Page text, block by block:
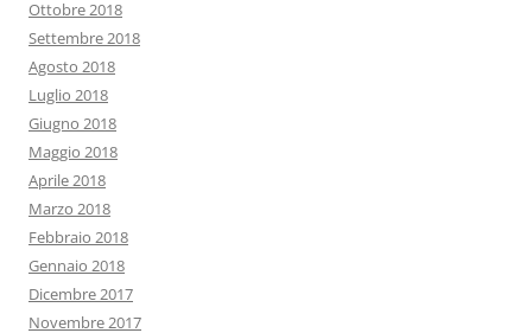
Ottobre 2018
Settembre 2018
Agosto 2018
Luglio 2018
Giugno 2018
Maggio 2018
Aprile 2018
Marzo 2018
Febbraio 2018
Gennaio 2018
Dicembre 2017
Novembre 2017